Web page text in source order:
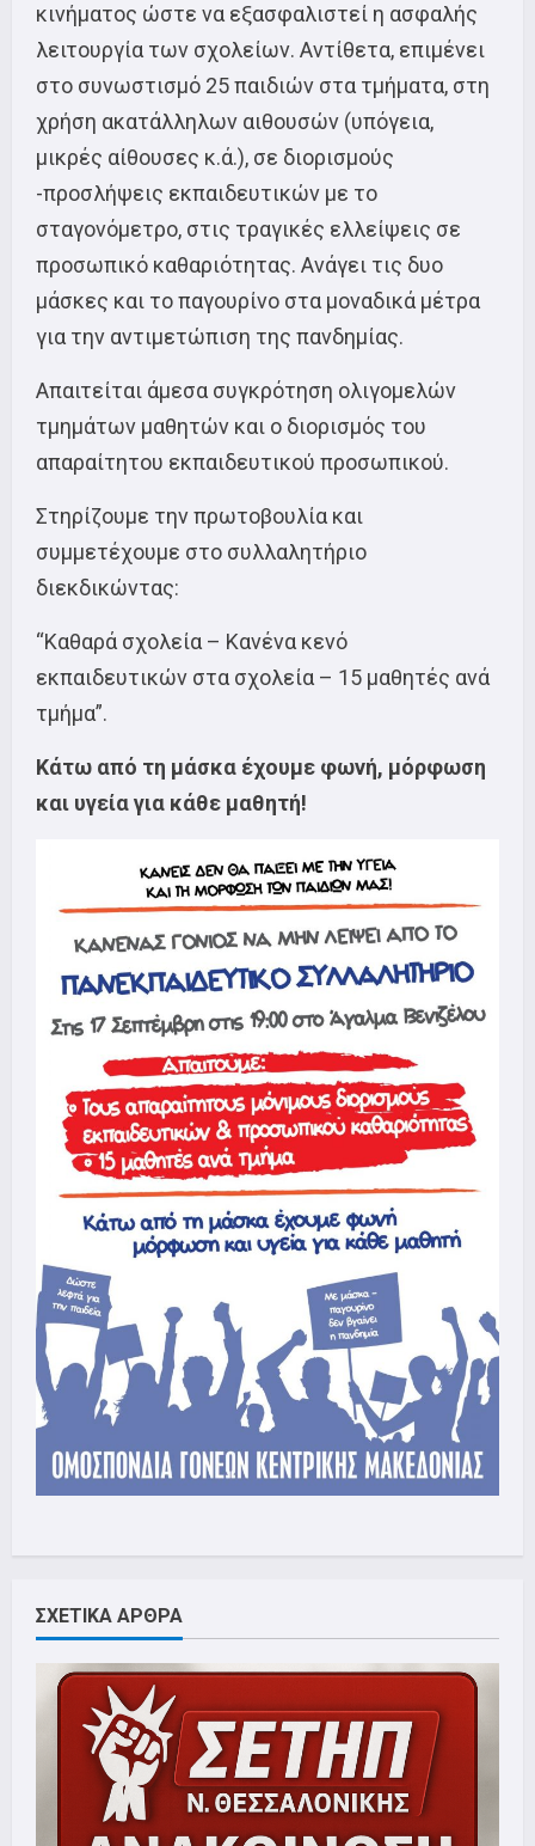
κινήματος ώστε να εξασφαλιστεί η ασφαλής
λειτουργία των σχολείων. Αντίθετα, επιμένει
στο συνωστισμό 25 παιδιών στα τμήματα, στη
χρήση ακατάλληλων αιθουσών (υπόγεια,
μικρές αίθουσες κ.ά.), σε διορισμούς
-προσλήψεις εκπαιδευτικών με το
σταγονόμετρο, στις τραγικές ελλείψεις σε
προσωπικό καθαριότητας. Ανάγει τις δυο
μάσκες και το παγουρίνο στα μοναδικά μέτρα
για την αντιμετώπιση της πανδημίας.
Απαιτείται άμεσα συγκρότηση ολιγομελών
τμημάτων μαθητών και ο διορισμός του
απαραίτητου εκπαιδευτικού προσωπικού.
Στηρίζουμε την πρωτοβουλία και
συμμετέχουμε στο συλλαλητήριο
διεκδικώντας:
“Καθαρά σχολεία – Κανένα κενό
εκπαιδευτικών στα σχολεία – 15 μαθητές ανά
τμήμα”.
Κάτω από τη μάσκα έχουμε φωνή, μόρφωση
και υγεία για κάθε μαθητή!
ΣΧΕΤΙΚΑ ΑΡΘΡΑ